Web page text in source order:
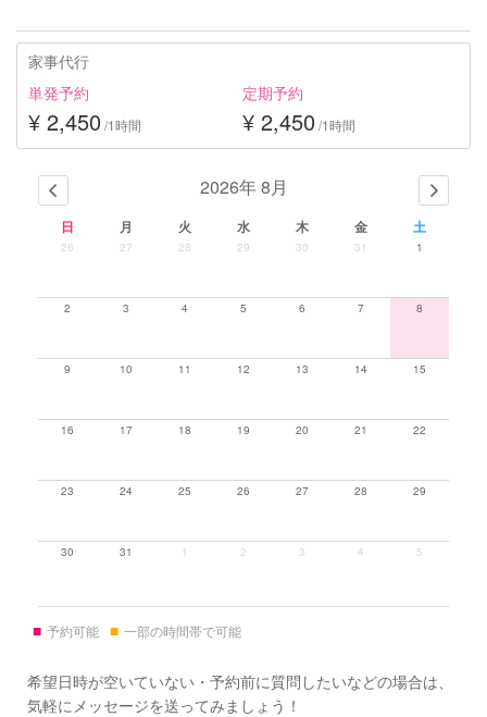
家事代行
単発予約
¥ 2,450 /1時間
定期予約
¥ 2,450 /1時間
2026年 8月
日 月 火 水 木 金 土
26 27 28 29 30 31 1
2 3 4 5 6 7 8
9 10 11 12 13 14 15
16 17 18 19 20 21 22
23 24 25 26 27 28 29
30 31 1 2 3 4 5
■ 予約可能 ■ 一部の時間帯で可能
希望日時が空いていない・予約前に質問したいなどの場合は、
気軽にメッセージを送ってみましょう！